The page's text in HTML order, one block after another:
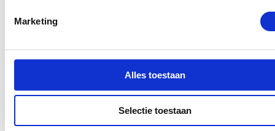
Marketing
Alles toestaan
Selectie toestaan
kwaliteit verhouding is ook erg goed. Ik raad dit
Goed bedrijf wat meedenkt in oplossingen